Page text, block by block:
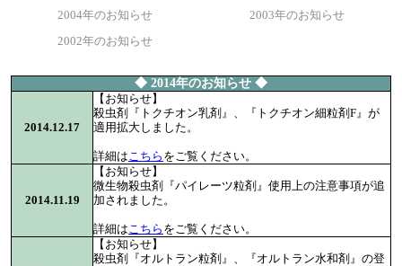
2004年のお知らせ 2003年のお知らせ
2002年のお知らせ
◆ 2014年のお知らせ ◆
2014.12.17
【お知らせ】
殺虫剤『トクチオン乳剤』、『トクチオン細粒剤F』が
適用拡大しました。
詳細はこちら をご覧ください。
2014.11.19
【お知らせ】
微生物殺虫剤『パイレーツ粒剤』使用上の注意事項が追
加されました。
詳細はこちら をご覧ください。
【お知らせ】
殺虫剤『オルトラン粒剤』、『オルトラン水和剤』の登